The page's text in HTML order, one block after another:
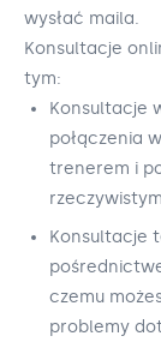
wysłać maila.
Konsultacje
tym:
Konsultacje
połączenia
trenerem i
Konsultacje
czemu
problemy